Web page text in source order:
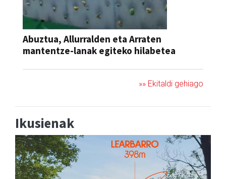
Abuztua, Allurralden eta Arraten
mantentze-lanak egiteko hilabetea
»» Ekitaldi gehiago
Ikusienak